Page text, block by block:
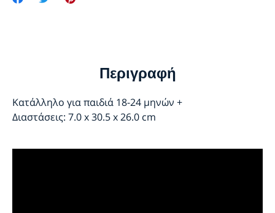
Περιγραφή
Κατάλληλο για παιδιά 18-24 μηνών +
Διαστάσεις: 7.0 x 30.5 x 26.0 cm